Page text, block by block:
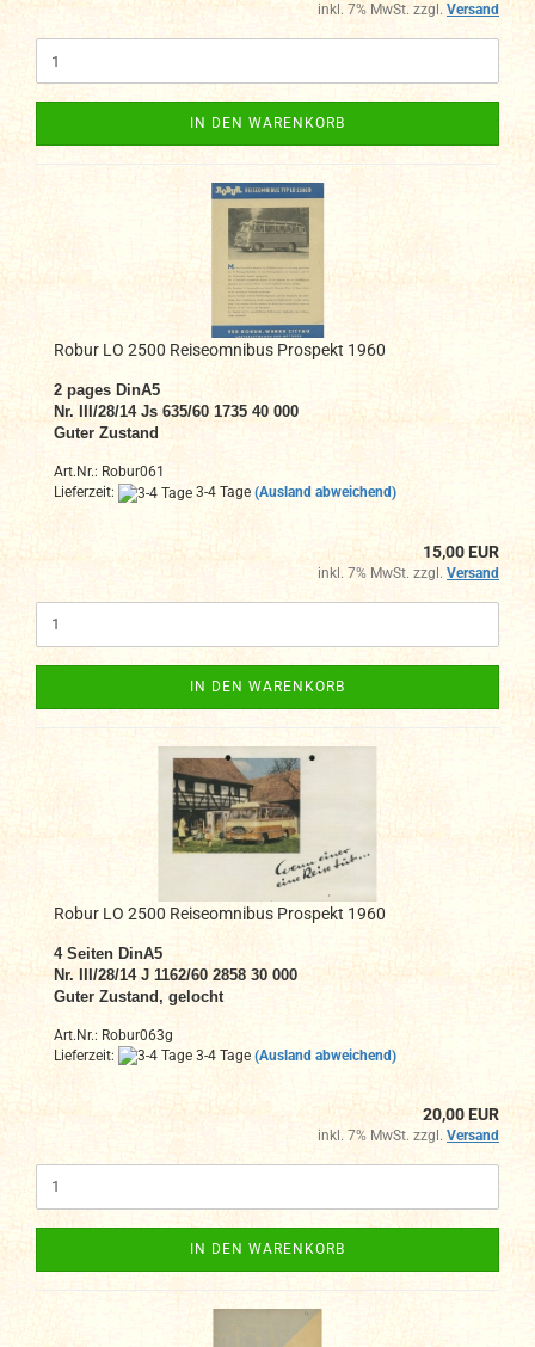
inkl. 7% MwSt. zzgl. Versand
IN DEN WARENKORB
Robur LO 2500 Reiseomnibus Prospekt 1960
2 pages DinA5
Nr. III/28/14 Js 635/60 1735 40 000
Guter Zustand
Art.Nr.: Robur061
Lieferzeit:
3-4 Tage (Ausland abweichend)
15,00 EUR
inkl. 7% MwSt. zzgl. Versand
IN DEN WARENKORB
Robur LO 2500 Reiseomnibus Prospekt 1960
4 Seiten DinA5
Nr. III/28/14 J 1162/60 2858 30 000
Guter Zustand, gelocht
Art.Nr.: Robur063g
Lieferzeit:
3-4 Tage (Ausland abweichend)
20,00 EUR
inkl. 7% MwSt. zzgl. Versand
IN DEN WARENKORB